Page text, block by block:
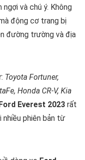
và chú ý. Không
động cơ trang bị
đường trường và địa
Toyota Fortuner,
Honda CR-V, Kia
Ford Everest 2023 rất
nhiều phiên bản từ